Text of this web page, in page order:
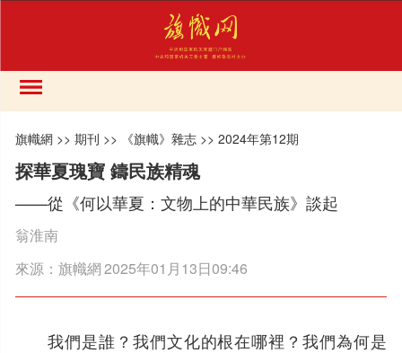
旗幟網 >>期刊 >> 《旗幟》雜志 >>2024年第12期
探華夏瑰寶 鑄民族精魂
——從《何以華夏：文物上的中華民族》談起
翁淮南
來源：旗幟網2025年01月13日09:46
我們是誰？我們文化的根在哪裡？我們為何是